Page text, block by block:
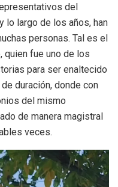
del
lo largo de los años, han
personas. Tal es el
quien fue uno de los
para ser enaltecido
duración, donde con
del mismo
de manera magistral
veces.